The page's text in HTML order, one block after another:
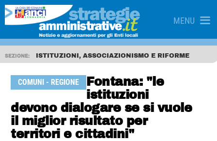
MENU
SEZIONE: ISTITUZIONI, ASSOCIAZIONISMO E RIFORME
COMUNI - REGIONE
Fontana: "le
istituzioni
devono dialogare se si vuole
il miglior risultato per
territori e cittadini"